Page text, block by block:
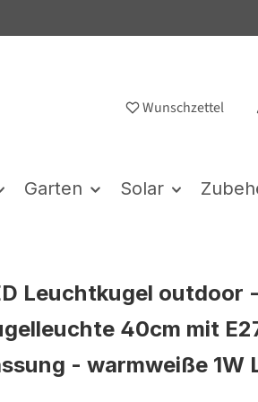
Wunschzettel
Garten Solar
Leuchtkugel outdoor -
40cm mit
- warmweiße 1W